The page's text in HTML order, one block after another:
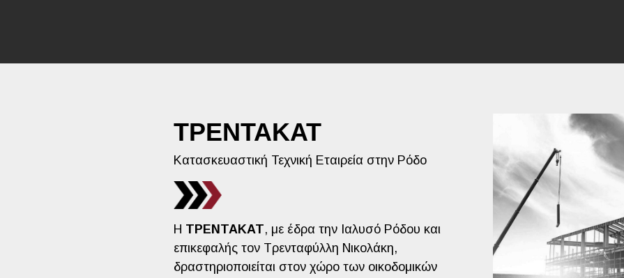
ΤΡΕΝΤΑΚΑΤ
Κατασκευαστική Τεχνική Εταιρεία στην Ρόδο
Η ΤΡΕΝΤΑΚΑΤ, με έδρα την Ιαλυσό Ρόδου και
επικεφαλής τον Τρενταφύλλη Νικολάκη,
δραστηριοποιείται στον χώρο των οικοδομικών